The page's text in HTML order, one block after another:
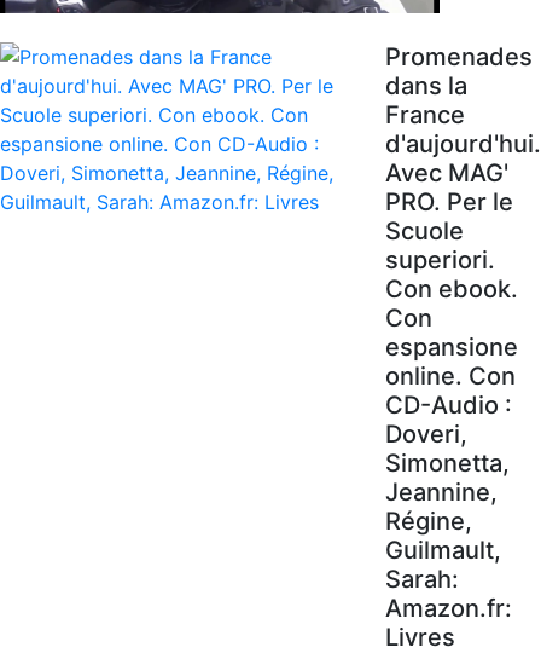
Promenades
dans la
France
d'aujourd'hui.
Avec MAG'
PRO. Per le
Scuole
superiori.
Con ebook.
Con
espansione
online. Con
CD-Audio :
Doveri,
Simonetta,
Jeannine,
Régine,
Guilmault,
Sarah:
Amazon.fr:
Livres